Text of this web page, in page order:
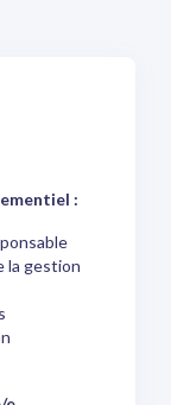
:
la gestion